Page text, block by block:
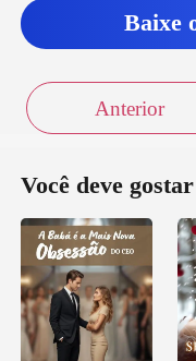
Baixe
Anterior
Você deve gostar